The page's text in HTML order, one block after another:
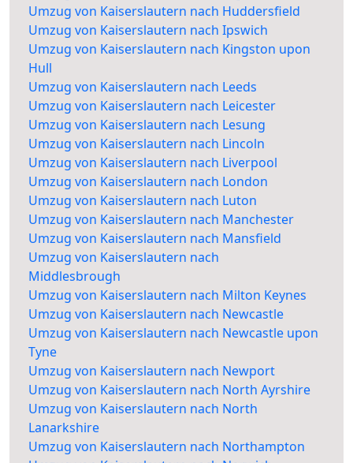
Umzug von Kaiserslautern nach Huddersfield
Umzug von Kaiserslautern nach Ipswich
Umzug von Kaiserslautern nach Kingston upon
Hull
Umzug von Kaiserslautern nach Leeds
Umzug von Kaiserslautern nach Leicester
Umzug von Kaiserslautern nach Lesung
Umzug von Kaiserslautern nach Lincoln
Umzug von Kaiserslautern nach Liverpool
Umzug von Kaiserslautern nach London
Umzug von Kaiserslautern nach Luton
Umzug von Kaiserslautern nach Manchester
Umzug von Kaiserslautern nach Mansfield
Umzug von Kaiserslautern nach
Middlesbrough
Umzug von Kaiserslautern nach Milton Keynes
Umzug von Kaiserslautern nach Newcastle
Umzug von Kaiserslautern nach Newcastle upon
Tyne
Umzug von Kaiserslautern nach Newport
Umzug von Kaiserslautern nach North Ayrshire
Umzug von Kaiserslautern nach North
Lanarkshire
Umzug von Kaiserslautern nach Northampton